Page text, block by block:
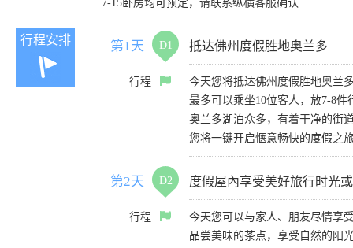
7-15卧房均可预定，请联系纵横客服确认
行程安排 第1天 D1 抵达佛州度假胜地奥兰多
行程
今天您将抵达佛州度假胜地奥兰
最多可以乘坐10位客人，放7-8
奥兰多湖泊众多，有着干净的街
您将一键开启惬意畅快的度假之
第2天 D2 度假屋內享受美好旅行时光
行程
今天您可以与家人、朋友尽情享
品尝美味的茶点，享受自然的阳